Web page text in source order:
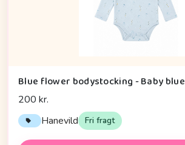
Blue flower bodystocking - Baby blue
200 kr.
Hanevild Fri fragt